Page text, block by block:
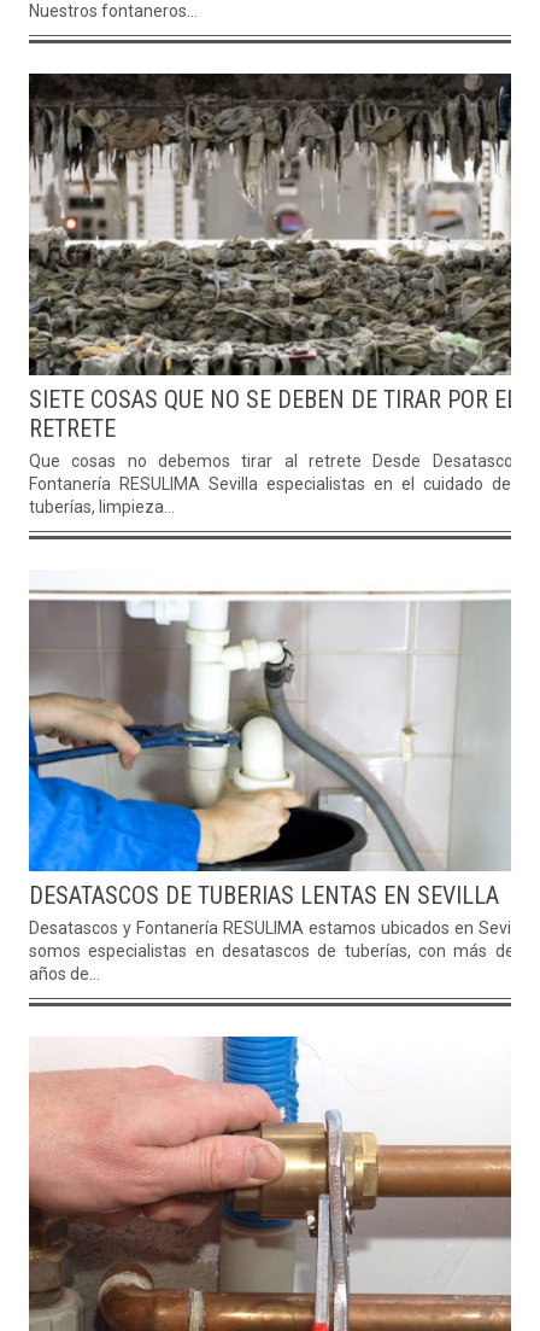
Nuestros fontaneros...
SIETE COSAS QUE NO SE DEBEN DE TIRAR POR EL
RETRETE
Que cosas no debemos tirar al retrete Desde Desatascos y
Fontanería RESULIMA Sevilla especialistas en el cuidado de las
tuberías, limpieza...
DESATASCOS DE TUBERIAS LENTAS EN SEVILLA
Desatascos y Fontanería RESULIMA estamos ubicados en Sevilla y
somos especialistas en desatascos de tuberías, con más de 20
años de...